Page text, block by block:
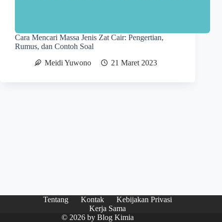
Cara Mencari Massa Jenis Zat Cair: Pengertian,
Rumus, dan Contoh Soal
Meidi Yuwono
21 Maret 2023
Tentang Kontak
Kebijakan Privasi
Kerja Sama
© 2026 byBlog Kimia